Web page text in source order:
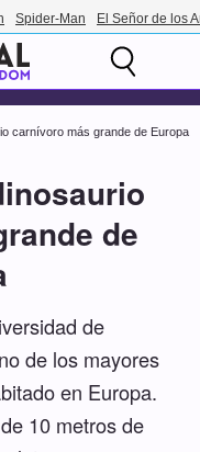
Spider-Man El Señor de los
carnívoro más grande de Europa
de
de
de los mayores
en Europa.
10 metros de